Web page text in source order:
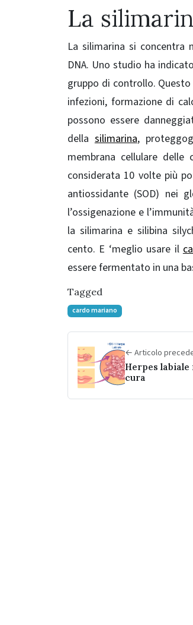
La
La silimarina si concentra
DNA. Uno studio ha
gruppo di controllo.
infezioni, formazione di
possono essere
dellasilimarina,
membrana cellulare
considerata 10 volte più
antiossidante (SOD) nei
l’ossigenazione e
la silimarina e silibina
cento. E ‘meglio usare il
essere fermentato in una
Tagged
cardo mariano
← Articolo
Herpes
cura